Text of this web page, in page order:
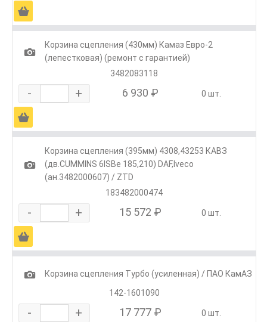
Ä
1
Корзина сцепления (430мм) Камаз Евро-2
(лепестковая) (ремонт с гарантией)
3482083118
- + 6 930 ₽ 0 шт.
Ä
1
Корзина сцепления (395мм) 4308,43253 КАВЗ
(дв.CUMMINS 6ISBe 185,210) DAF,Iveco
(ан.3482000607) / ZTD
183482000474
- + 15 572 ₽ 0 шт.
Ä
1
Корзина сцепления Турбо (усиленная) / ПАО КамАЗ
142-1601090
- + 17 777 ₽ 0 шт.